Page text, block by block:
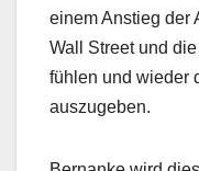
einem Anstieg der
Wall Street und
fühlen und wieder
auszugeben.